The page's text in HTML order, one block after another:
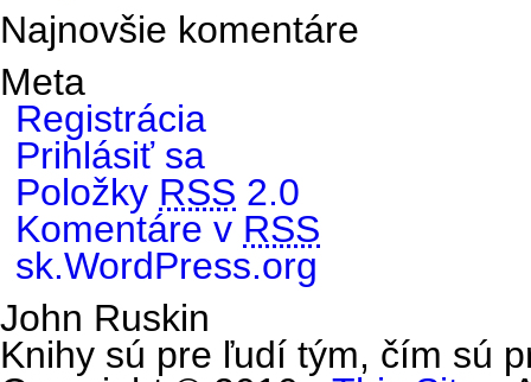
Najnovšie komentáre
Meta
Registrácia
Prihlásiť sa
Položky RSS 2.0
Komentáre v RSS
sk.WordPress.org
John Ruskin
Knihy sú pre ľudí tým, čím sú